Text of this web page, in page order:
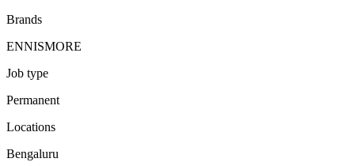
Brands
ENNISMORE
Job type
Permanent
Locations
Bengaluru